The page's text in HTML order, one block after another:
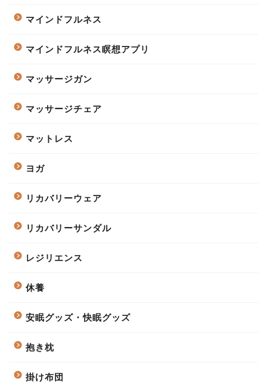
マインドフルネス
マインドフルネス瞑想アプリ
マッサージガン
マッサージチェア
マットレス
ヨガ
リカバリーウェア
リカバリーサンダル
レジリエンス
休養
安眠グッズ・快眠グッズ
抱き枕
掛け布団